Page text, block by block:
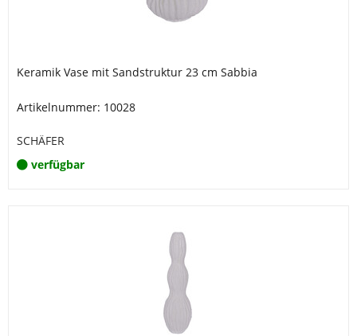
Keramik Vase mit Sandstruktur 23 cm Sabbia
Artikelnummer: 10028
SCHÄFER
verfügbar